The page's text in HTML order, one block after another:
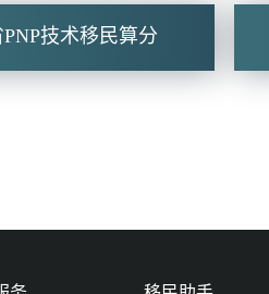
技术移民算分